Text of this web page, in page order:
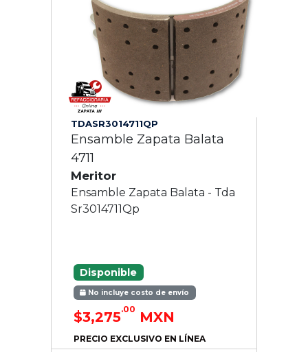
TDASR3014711QP
Ensamble Zapata Balata
4711
Meritor
Ensamble Zapata Balata - Tda
Sr3014711Qp
Disponible
No incluye costo de envío
$3,275.00 MXN
PRECIO EXCLUSIVO EN LÍNEA